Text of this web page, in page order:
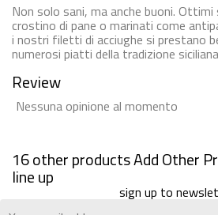
Non solo sani, ma anche buoni.
crostino di pane o marinati come
i nostri filetti di acciughe si prestano
numerosi piatti della tradizione
Review
Nessuna opinione al momento
16 other productsAdd Other
line up
sign up to